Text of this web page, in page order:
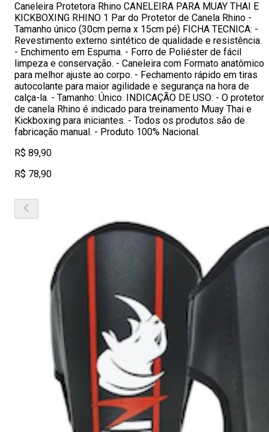
Caneleira Protetora Rhino CANELEIRA PARA MUAY THAI E
KICKBOXING RHINO 1 Par do Protetor de Canela Rhino -
Tamanho único (30cm perna x 15cm pé) FICHA TECNICA: -
Revestimento externo sintético de qualidade e resistência.
- Enchimento em Espuma. - Forro de Poliéster de fácil
limpeza e conservação. - Caneleira com Formato anatômico
para melhor ajuste ao corpo. - Fechamento rápido em tiras
autocolante para maior agilidade e segurança na hora de
calça-la. - Tamanho: Único. INDICAÇÃO DE USO: - O protetor
de canela Rhino é indicado para treinamento Muay Thai e
Kickboxing para iniciantes. - Todos os produtos são de
fabricação manual. - Produto 100% Nacional.
R$ 89,90
R$ 78,90